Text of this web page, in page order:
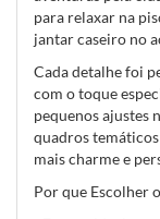
para relaxar na
jantar caseiro no
Cada detalhe foi
com o toque
pequenos ajustes
quadros
mais charme e
Por que Escolher